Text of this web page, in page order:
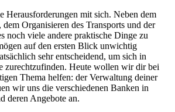
Herausforderungen mit sich. Neben dem
dem Organisieren des Transports und der
noch viele andere praktische Dinge zu
auf den ersten Blick unwichtig
sehr entscheidend, um sich in
zurechtzufinden. Heute wollen wir dir bei
Thema helfen: der Verwaltung deiner
wir uns die verschiedenen Banken in
deren Angebote an.